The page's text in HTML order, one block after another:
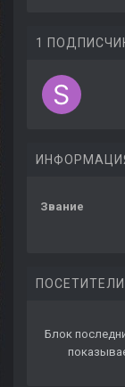
1
Звание
Блок